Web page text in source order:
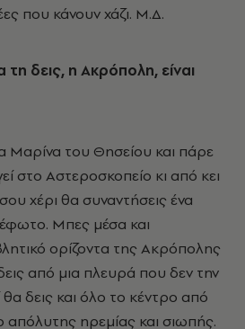
που κάνουν χάζι. Μ.Δ.
τη δεις, η Ακρόπολη, είναι
Mαρίνα του Θησείου και πάρε
στο Aστεροσκοπείο κι από κει
χέρι θα συναντήσεις ένα
Mπες μέσα και
ορίζοντα της Aκρόπολης
από μια πλευρά που δεν την
θα δεις και όλο το κέντρο από
ηρεμίας και σιωπής.